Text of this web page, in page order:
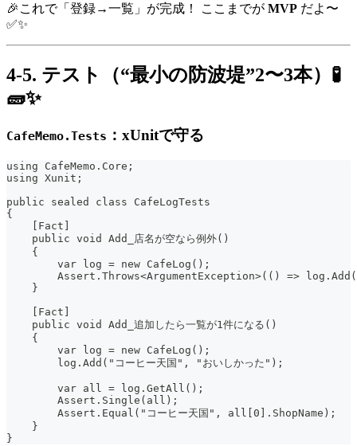
🎉これで「登録→一覧」が完成！ ここまでが MVP だよ〜
✅✨
4-5. テスト（“最小の防波堤”2〜3本）🧪
🧱✨
CafeMemo.Tests ：xUnitで守る
using CafeMemo.Core;
using Xunit;
public sealed class CafeLogTests
{
    [Fact]
    public void Add_店名が空なら例外()
    {
        var log = new CafeLog();
Assert.Throws<ArgumentException>(() =>
    }
    [Fact]
    public void Add_追加したら一覧が1件になる()
    {
        var log = new CafeLog();
        log.Add("コーヒー天国", "おいしかった");
        var all = log.GetAll();
        Assert.Single(all);
        Assert.Equal("コーヒー天国", all[0].ShopName);
    }
}